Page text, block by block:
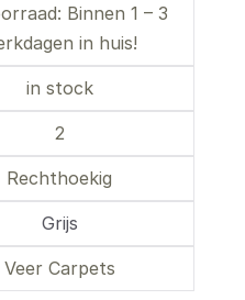
Binnen 1 – 3
in huis!
in stock
2
Rechthoekig
Grijs
Veer Carpets